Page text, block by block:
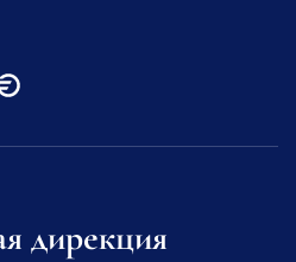
дирекция